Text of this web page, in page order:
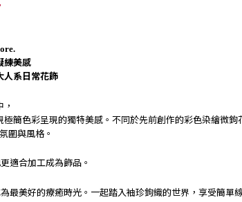
練美感
人系日常花飾
簡色彩呈現的獨特美感。不同於先前創作的彩色染繪微
圍與風格。
適合加工成為飾品。
美好的療癒時光。一起踏入袖珍鉤織的世界，享受簡單